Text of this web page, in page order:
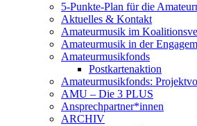
5-Punkte-Plan für die
Aktuelles & Kontakt
Amateurmusik im
Amateurmusik in der
Amateurmusikfonds
Postkartenaktion
Amateurmusikfonds:
AMU – Die 3 PLUS
Ansprechpartner*innen
ARCHIV